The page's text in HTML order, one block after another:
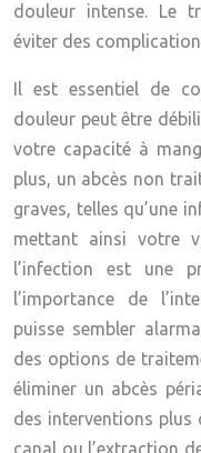
douleur intense. Le
éviter des
Il est essentiel de
douleur peut être
votre capacité à
plus, un abcès non
graves, telles qu’une
mettant ainsi votre
l’infection est une
l’importance de
puisse sembler
des options de
éliminer un abcès
des interventions plus
canal ou l’extraction